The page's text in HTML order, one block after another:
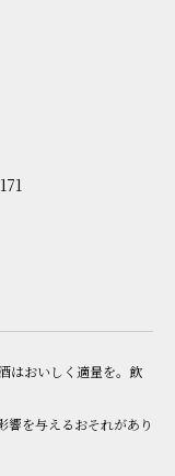
はおいしく適量を。飲
を与えるおそれがあり